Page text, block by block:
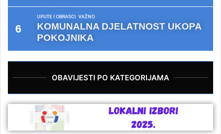
UPUTE I OBRASCI VAŽNO
KOMUNALNA DJELATNOST UKOPA
POKOJNIKA
OBAVIJESTI PO KATEGORIJAMA